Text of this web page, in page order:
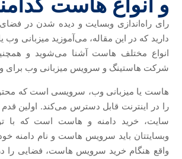
و انواع هاست
رای راه‌اندازی وبسایت و دیده شدن در
دارید که در این مقاله، می‌آموزید میزبانی
انواع مختلف هاست آشنا می‌شوید و
شرکت هاستینگ و سرویس میزبانی وب برای
هاست یا میزبانی وب، سرویسی است که
را در اینترنت قابل دسترس می‌کند. اولین قدم
سایت، خرید دامنه و هاست است که با
وبسایتتان باید سرویس هاست و نام دامنه خود
واقع هنگام خرید سرویس هاست، فضایی را